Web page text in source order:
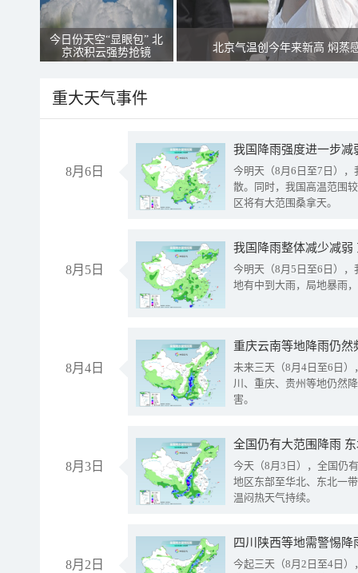
今日份天空“显眼包” 北
京浓积云强势抢镜
北京气温创今年来新高 焖蒸
重大天气事件
8月6日
今明天（8月6日至7日）
散。同时，我国高温范围
区将有大范围桑拿天。
8月5日
我国降雨整体减少减弱
今明天（8月5日至6日）
地有中到大雨，局地暴雨
8月4日
重庆云南等地降雨仍然
未来三天（8月4日至6日
川、重庆、贵州等地仍然
害。
8月3日
全国仍有大范围降雨
今天（8月3日），全国仍
地区东部至华北、东北一
温闷热天气持续。
8月2日
今起三天（8月2日至4日